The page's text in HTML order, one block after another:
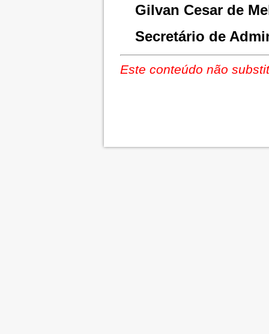
Gilvan Cesar de
Secretário de
Este conteúdo não